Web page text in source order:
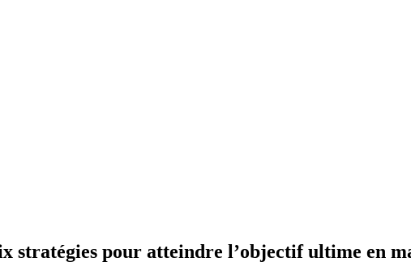
stratégies pour atteindre l’objectif ultime en